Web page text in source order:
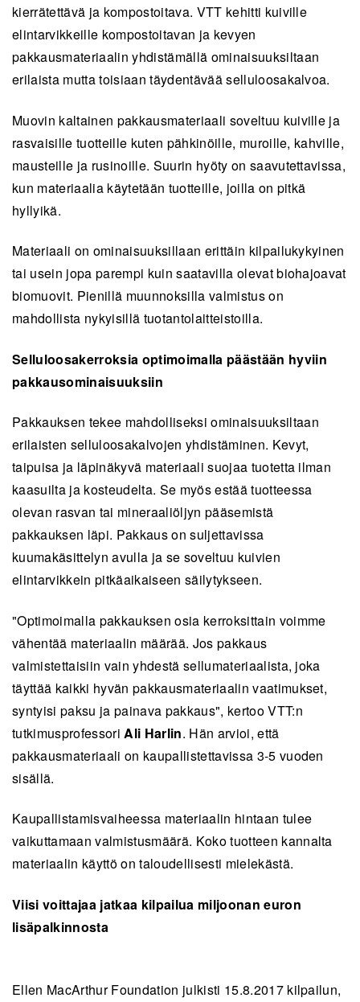
kierrätettävä ja kompostoitava. VTT kehitti kuiville
elintarvikkeille kompostoitavan ja kevyen
pakkausmateriaalin yhdistämällä ominaisuuksiltaan
erilaista mutta toisiaan täydentävää selluloosakalvoa.
Muovin kaltainen pakkausmateriaali soveltuu kuiville ja
rasvaisille tuotteille kuten pähkinöille, muroille, kahville,
mausteille ja rusinoille. Suurin hyöty on saavutettavissa,
kun materiaalia käytetään tuotteille, joilla on pitkä
hyllyikä.
Materiaali on ominaisuuksillaan erittäin kilpailukykyinen
tai usein jopa parempi kuin saatavilla olevat biohajoavat
biomuovit. Pienillä muunnoksilla valmistus on
mahdollista nykyisillä tuotantolaitteistoilla.
Selluloosakerroksia optimoimalla päästään hyviin
pakkausominaisuuksiin
Pakkauksen tekee mahdolliseksi ominaisuuksiltaan
erilaisten selluloosakalvojen yhdistäminen. Kevyt,
taipuisa ja läpinäkyvä materiaali suojaa tuotetta ilman
kaasuilta ja kosteudelta. Se myös estää tuotteessa
olevan rasvan tai mineraaliöljyn pääsemistä
pakkauksen läpi. Pakkaus on suljettavissa
kuumakäsittelyn avulla ja se soveltuu kuivien
elintarvikkein pitkäaikaiseen säilytykseen.
"Optimoimalla pakkauksen osia kerroksittain voimme
vähentää materiaalin määrää. Jos pakkaus
valmistettaisiin vain yhdestä sellumateriaalista, joka
täyttää kaikki hyvän pakkausmateriaalin vaatimukset,
syntyisi paksu ja painava pakkaus", kertoo VTT:n
tutkimusprofessoriAli Harlin. Hän arvioi, että
pakkausmateriaali on kaupallistettavissa 3-5 vuoden
sisällä.
Kaupallistamisvaiheessa materiaalin hintaan tulee
vaikuttamaan valmistusmäärä. Koko tuotteen kannalta
materiaalin käyttö on taloudellisesti mielekästä.
Viisi voittajaa jatkaa kilpailua miljoonan euron
lisäpalkinnosta
Ellen MacArthur Foundation julkisti 15.8.2017 kilpailun,